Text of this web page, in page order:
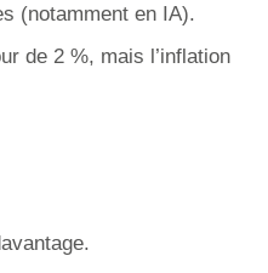
(notamment en IA).
de 2 %, mais l’inflation